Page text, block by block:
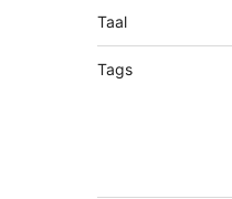
Taal
Tags